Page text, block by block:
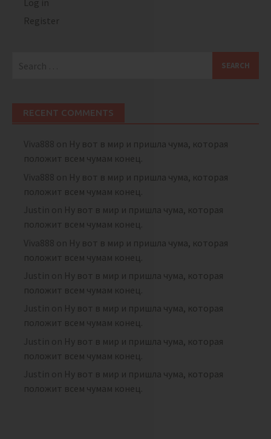
Register
RECENT COMMENTS
Viva888 on Ну вот в мир и пришла чума, которая
положит всем чумам конец.
Viva888 on Ну вот в мир и пришла чума, которая
положит всем чумам конец.
Justin on Ну вот в мир и пришла чума, которая
положит всем чумам конец.
Viva888 on Ну вот в мир и пришла чума, которая
положит всем чумам конец.
Justin on Ну вот в мир и пришла чума, которая
положит всем чумам конец.
Justin on Ну вот в мир и пришла чума, которая
положит всем чумам конец.
Justin on Ну вот в мир и пришла чума, которая
положит всем чумам конец.
Justin on Ну вот в мир и пришла чума, которая
положит всем чумам конец.